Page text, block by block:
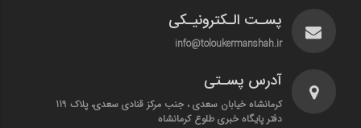
پسـت الـکترونیـکی
info@toloukermanshah.ir
آدرس پسـتی
کرمانشاه خیابان سعدی ، جنب مرکز قنادی سعدی، پلاک 119
دفتر پایگاه خبری طلوع کرمانشاه